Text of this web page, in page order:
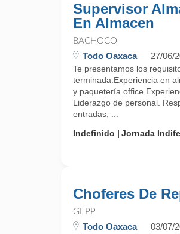
Supervisor
En Almacen
BACHOCO
Todo Oaxaca 27/06/
Te presentamos los
terminada.Experiencia en
y paquetería
Liderazgo de personal.
entradas, ...
Indefinido
Jornada
Choferes De
GEPP
Todo Oaxaca 03/07/